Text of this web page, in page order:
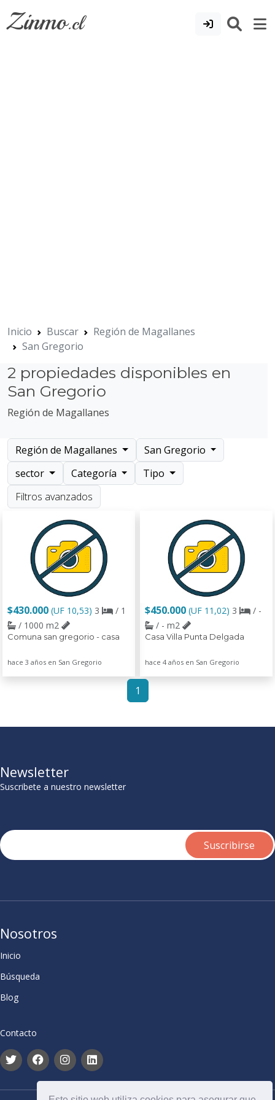
Zinmo.cl
Inicio Buscar
Región de Magallanes
San Gregorio
2 propiedades disponibles en
San Gregorio
Región de Magallanes
Región de Magallanes
San Gregorio
sector
Categoría
Tipo
Filtros avanzados
$430.000 (UF 10,53) 3
/ 1
/ 1000 m2
Comuna san gregorio - casa
hace 3 años en San Gregorio
$450.000 (UF 11,02) 3
/ -
/ - m2
Casa Villa Punta Delgada
hace 4 años en San Gregorio
1
Newsletter
Suscribete a nuestro newsletter
Nosotros
Inicio
Búsqueda
Blog
Contacto